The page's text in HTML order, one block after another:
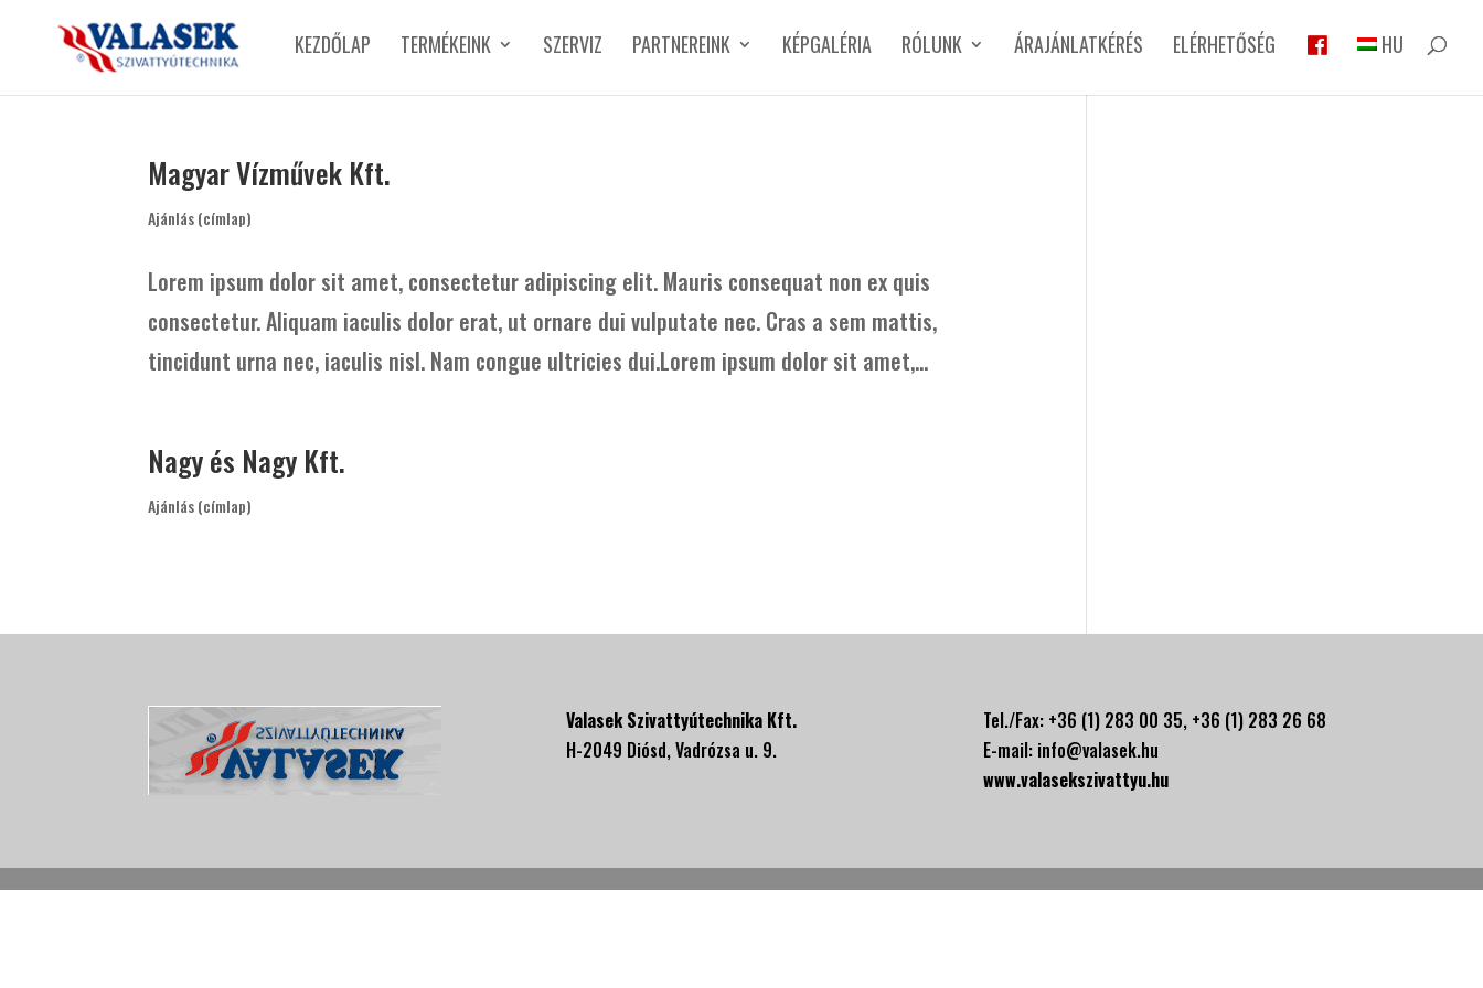
KEZDŐLAP TERMÉKEINK SZERVIZ PARTNEREINK KÉPGALÉRIA RÓLUNK ÁRAJÁNLATKÉRÉS ELÉRHETŐSÉG HU
Magyar Vízművek Kft.
Ajánlás (címlap)
Lorem ipsum dolor sit amet, consectetur adipiscing elit. Mauris consequat non ex quis
consectetur. Aliquam iaculis dolor erat, ut ornare dui vulputate nec. Cras a sem mattis,
tincidunt urna nec, iaculis nisl. Nam congue ultricies dui.Lorem ipsum dolor sit amet,...
Nagy és Nagy Kft.
Ajánlás (címlap)
Valasek Szivattyútechnika Kft.
H-2049 Diósd, Vadrózsa u. 9.
Tel./Fax: +36 (1) 283 00 35, +36 (1) 283 26 68
E-mail: info@valasek.hu
www.valasekszivattyu.hu